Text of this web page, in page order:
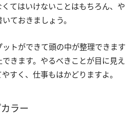
てはいけないことはもちろん、や
ておきましょう。
トができて頭の中が整理できます
きます。やるべきことが目に見え
すく、仕事もはかどりますよ。
ラー